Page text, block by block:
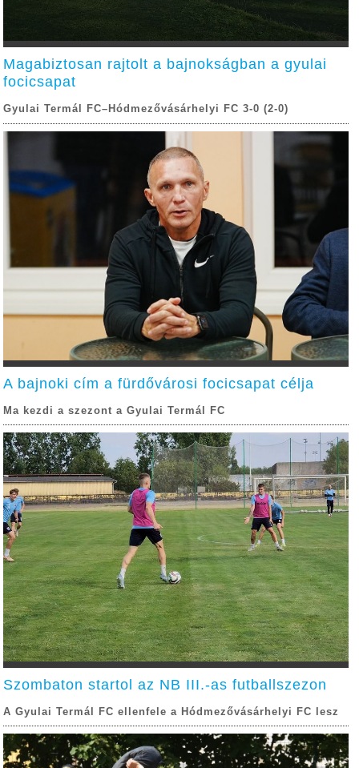
Magabiztosan rajtolt a bajnokságban a gyulai
focicsapat
Gyulai Termál FC–Hódmezővásárhelyi FC 3-0 (2-0)
A bajnoki cím a fürdővárosi focicsapat célja
Ma kezdi a szezont a Gyulai Termál FC
Szombaton startol az NB III.-as futballszezon
A Gyulai Termál FC ellenfele a Hódmezővásárhelyi FC lesz